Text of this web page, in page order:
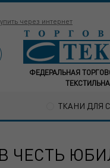
через интернет
ФЕДЕРАЛЬНАЯ
ТКАНИ ДЛЯ
В ЧЕСТЬ